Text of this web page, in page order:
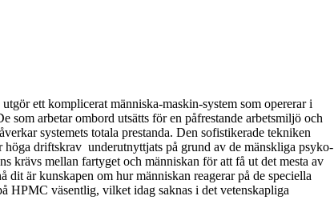
ett komplicerat människa-maskin-system som opererar i
som arbetar ombord utsätts för en påfrestande arbetsmiljö och
systemets totala prestanda. Den sofistikerade tekniken
höga driftskrav underutnyttjats på grund av de mänskliga psyko-
krävs mellan fartyget och människan för att få ut det mesta av
dit är kunskapen om hur människan reagerar på de speciella
HPMC väsentlig, vilket idag saknas i det vetenskapliga